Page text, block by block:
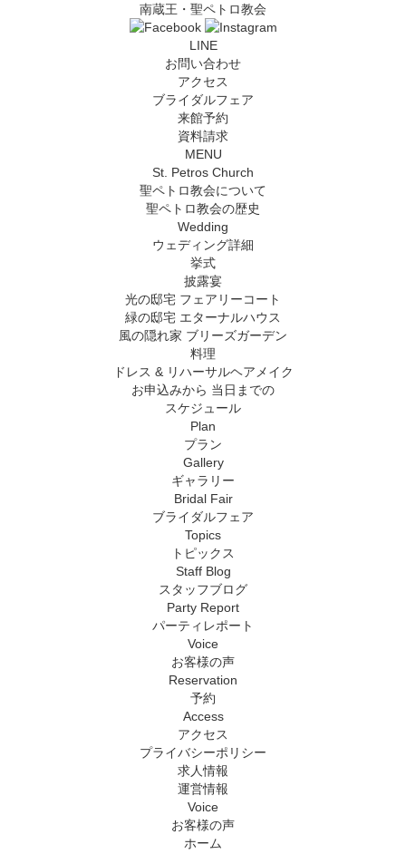
南蔵王・聖ペトロ教会
LINE
お問い合わせ
アクセス
ブライダルフェア
来館予約
資料請求
MENU
St. Petros Church
聖ペトロ教会について
聖ペトロ教会の歴史
Wedding
ウェディング詳細
挙式
披露宴
光の邸宅 フェアリーコート
緑の邸宅 エターナルハウス
風の隠れ家 ブリーズガーデン
料理
ドレス & リハーサルヘアメイク
お申込みから 当日までの
スケジュール
Plan
プラン
Gallery
ギャラリー
Bridal Fair
ブライダルフェア
Topics
トピックス
Staff Blog
スタッフブログ
Party Report
パーティレポート
Voice
お客様の声
Reservation
予約
Access
アクセス
プライバシーポリシー
求人情報
運営情報
Voice
お客様の声
ホーム